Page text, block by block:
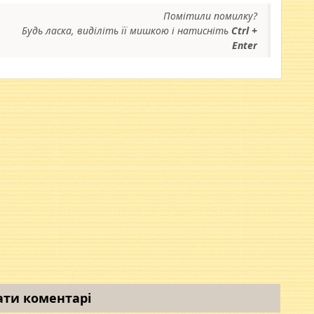
Помітили помилку?
Будь ласка, виділіть її мишкою і натисніть Ctrl +
Enter
коментарі